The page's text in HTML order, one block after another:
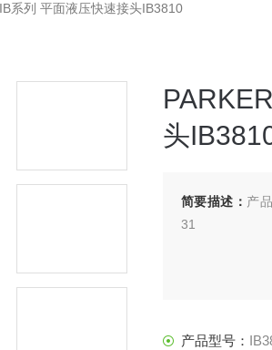
系列 平面液压快速接头IB3810
头
简要描述： 产
31
产品型号：